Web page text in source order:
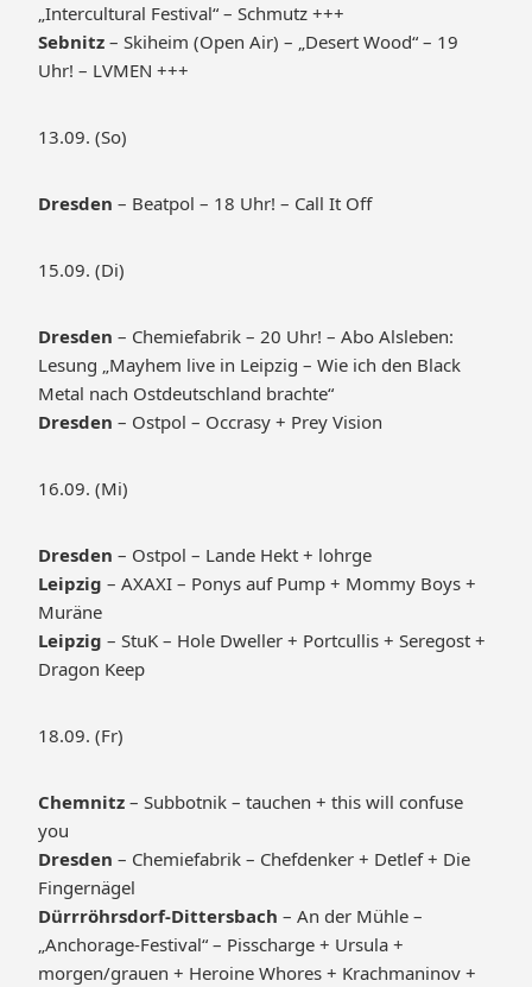
„Intercultural Festival“ – Schmutz +++
Sebnitz – Skiheim (Open Air) – „Desert Wood“ – 19
Uhr! – LVMEN +++
13.09. (So)
Dresden – Beatpol – 18 Uhr! – Call It Off
15.09. (Di)
Dresden – Chemiefabrik – 20 Uhr! – Abo Alsleben:
Lesung „Mayhem live in Leipzig – Wie ich den Black
Metal nach Ostdeutschland brachte“
Dresden – Ostpol – Occrasy + Prey Vision
16.09. (Mi)
Dresden – Ostpol – Lande Hekt + lohrge
Leipzig – AXAXI – Ponys auf Pump + Mommy Boys +
Muräne
Leipzig – StuK – Hole Dweller + Portcullis + Seregost +
Dragon Keep
18.09. (Fr)
Chemnitz – Subbotnik – tauchen + this will confuse
you
Dresden – Chemiefabrik – Chefdenker + Detlef + Die
Fingernägel
Dürrröhrsdorf-Dittersbach – An der Mühle –
„Anchorage-Festival“ – Pisscharge + Ursula +
morgen/grauen + Heroine Whores + Krachmaninov +